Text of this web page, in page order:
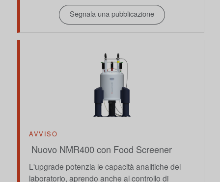
Segnala una pubblicazione
AVVISO
Nuovo NMR400 con Food Screener
L'upgrade potenzia le capacità analitiche del
laboratorio, aprendo anche al controllo di